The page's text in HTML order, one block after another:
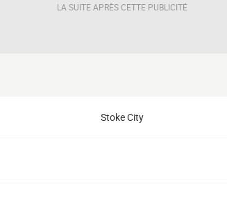
LA SUITE APRÈS CETTE PUBLICITÉ
Stoke City